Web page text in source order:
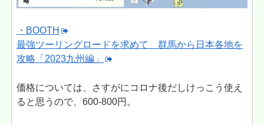
・BOOTH
最強ツーリングロードを求めて 群馬から日本各地を
攻略「2023九州編」
価格については、さすがにコロナ後だしけっこう使え
ると思うので、600-800円。